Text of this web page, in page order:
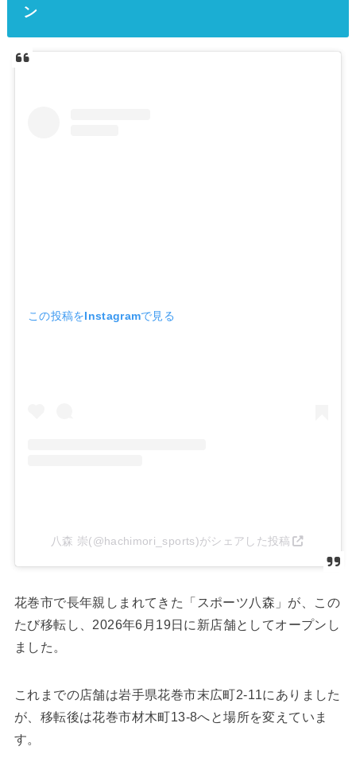
ン
この投稿をInstagramで見る
八森 崇(@hachimori_sports)がシェアした投稿
花巻市で長年親しまれてきた「スポーツ八森」が、この
たび移転し、2026年6月19日に新店舗としてオープンし
ました。
これまでの店舗は岩手県花巻市末広町2-11にありました
が、移転後は花巻市材木町13-8へと場所を変えていま
す。